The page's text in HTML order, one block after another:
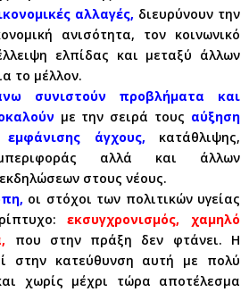
αλλαγές, διευρύνουν την
ανισότητα, τον κοινωνικό
ελπίδας και μεταξύ άλλων
το μέλλον.
συνιστούν προβλήματα και
με την σειρά τους αύξηση
άγχους,
κατάθλιψης,
αλλά και άλλων
στους νέους.
οι στόχοι των πολιτικών υγείας
εκσυγχρονισμός, χαμηλό
που στην πράξη δεν φτάνει. Η
στην κατεύθυνση αυτή με πολύ
χωρίς μέχρι τώρα αποτέλεσμα